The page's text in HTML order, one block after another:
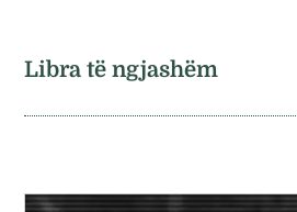
Libra të ngjashëm